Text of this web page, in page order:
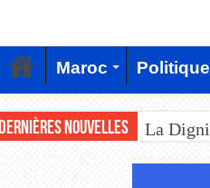
Maroc Politique
Dernières nouvelles La